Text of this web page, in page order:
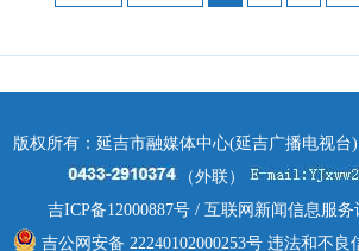
版权所有：延吉市融媒体中心(延吉广播电视
（外联）
吉ICP备12000887号/ 互联网新闻信息服务
吉公网安备 22240102000253号 违法和不良